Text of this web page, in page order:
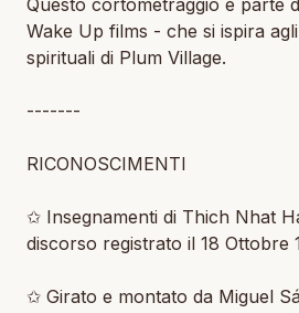
Questo cortometraggio è parte
Wake Up films - che si ispira
spirituali di Plum Village.
-------
RICONOSCIMENTI
✩ Insegnamenti di Thich Nhat
discorso registrato il 18 Ottobre
✩ Girato e montato da Miguel